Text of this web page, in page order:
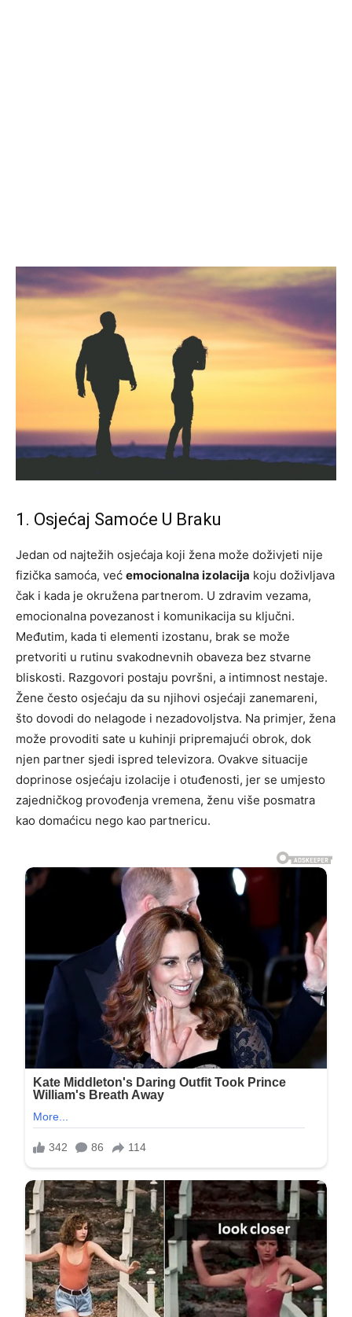
1. Osjećaj Samoće U Braku
Jedan od najtežih osjećaja koji žena može doživjeti nije
fizička samoća, već emocionalna izolacija koju doživljava
čak i kada je okružena partnerom. U zdravim vezama,
emocionalna povezanost i komunikacija su ključni.
Međutim, kada ti elementi izostanu, brak se može
pretvoriti u rutinu svakodnevnih obaveza bez stvarne
bliskosti. Razgovori postaju površni, a intimnost nestaje.
Žene često osjećaju da su njihovi osjećaji zanemareni,
što dovodi do nelagode i nezadovoljstva. Na primjer, žena
može provoditi sate u kuhinji pripremajući obrok, dok
njen partner sjedi ispred televizora. Ovakve situacije
doprinose osjećaju izolacije i otuđenosti, jer se umjesto
zajedničkog provođenja vremena, ženu više posmatra
kao domaćicu nego kao partnericu.